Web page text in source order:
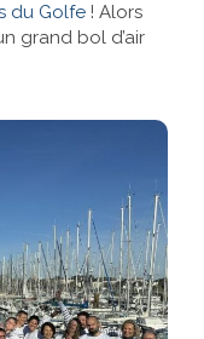
du Golfe ! Alors
grand bol d’air